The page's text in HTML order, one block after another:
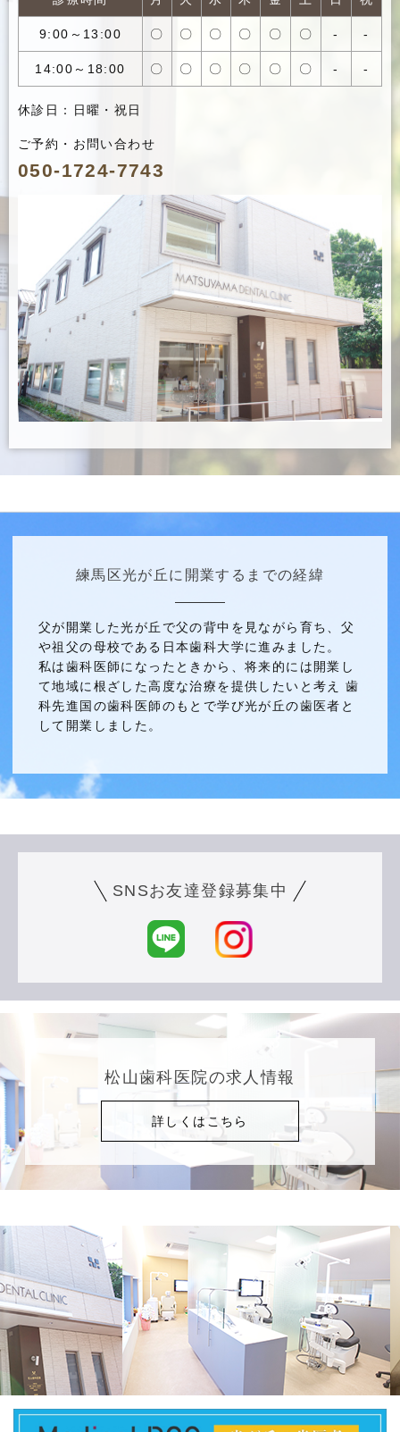
9:00～13:00 〇 〇 〇 〇 〇 〇 - -
14:00～18:00 〇 〇 〇 〇 〇 〇 - -
休診日：日曜・祝日
ご予約・お問い合わせ
050-1724-7743
練馬区光が丘に開業するまでの経緯
父が開業した光が丘で父の背中を見ながら育ち、父
や祖父の母校である日本歯科大学に進みました。
私は歯科医師になったときから、将来的には開業し
て地域に根ざした高度な治療を提供したいと考え 歯
科先進国の歯科医師のもとで学び光が丘の歯医者と
して開業しました。
SNSお友達登録募集中
松山歯科医院の求人情報
詳しくはこちら